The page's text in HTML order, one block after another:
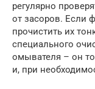
регулярно
от засоров. Если
прочистить их
специального
омывателя – он
и, при